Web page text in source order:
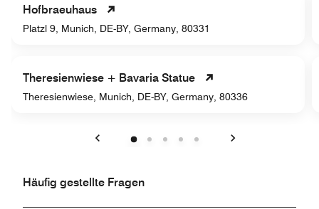
Hofbraeuhaus
Platzl 9, Munich, DE-BY, Germany, 80331
Theresienwiese + Bavaria Statue
Theresienwiese, Munich, DE-BY, Germany, 80336
Häufig gestellte Fragen